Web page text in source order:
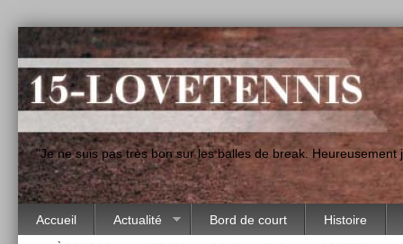
"Je ne suis pas très bon sur les balles de break.
Accueil Actualité Bord de court Histoire